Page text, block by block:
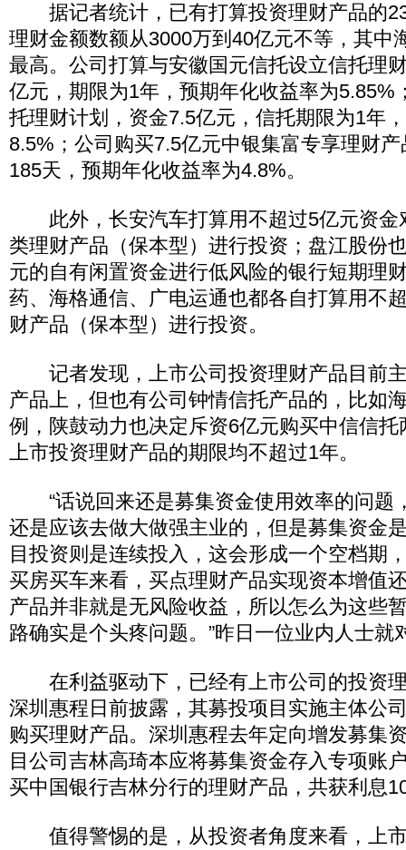
据记者统计，已有打算投资理财产品的
理财金额数额从3000万到40亿元不等，其中
最高。公司打算与安徽国元信托设立信托理
亿元，期限为1年，预期年化收益率为5.85%
托理财计划，资金7.5亿元，信托期限为1年
8.5%；公司购买7.5亿元中银集富专享理财
185天，预期年化收益率为4.8%。
此外，长安汽车打算用不超过5亿元资金
类理财产品（保本型）进行投资；盘江股份
元的自有闲置资金进行低风险的银行短期理
药、海格通信、广电运通也都各自打算用不
财产品（保本型）进行投资。
记者发现，上市公司投资理财产品目前
产品上，但也有公司钟情信托产品的，比如
例，陕鼓动力也决定斥资6亿元购买中信信
上市投资理财产品的期限均不超过1年。
“话说回来还是募集资金使用效率的问题
还是应该去做大做强主业的，但是募集资金
目投资则是连续投入，这会形成一个空档期
买房买车来看，买点理财产品实现资本增值
产品并非就是无风险收益，所以怎么为这些
路确实是个头疼问题。”昨日一位业内人士就
在利益驱动下，已经有上市公司的投资理
深圳惠程日前披露，其募投项目实施主体公
购买理财产品。深圳惠程去年定向增发募集
目公司吉林高琦本应将募集资金存入专项账
买中国银行吉林分行的理财产品，共获利息
值得警惕的是，从投资者角度来看，上